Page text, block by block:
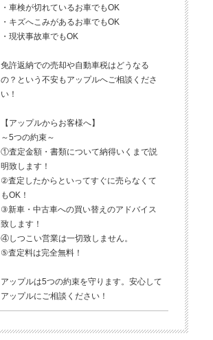
・車検が切れているお車でもOK
・キズへこみがあるお車でもOK
・現状事故車でもOK
免許返納での売却や自動車税はどうなる
の？という不安もアップルへご相談くださ
い！
【アップルからお客様へ】
～5つの約束～
①査定金額・書類について納得いくまで説
明致します！
②査定したからといってすぐに売らなくて
もOK！
③新車・中古車への買い替えのアドバイス
致します！
④しつこい営業は一切致しません。
⑤査定料は完全無料！
アップルは5つの約束を守ります。安心して
アップルにご相談ください！